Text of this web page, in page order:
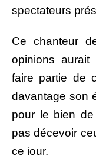
spectateurs
Ce chanteur
opinions
faire partie de
davantage son
pour le bien
pas décevoir
ce jour.